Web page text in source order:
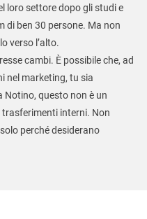
loro settore dopo gli studi e
di ben 30 persone. Ma non
verso l’alto.
cambi. È possibile che, ad
nel marketing, tu sia
questo non è un
interni. Non
perché desiderano